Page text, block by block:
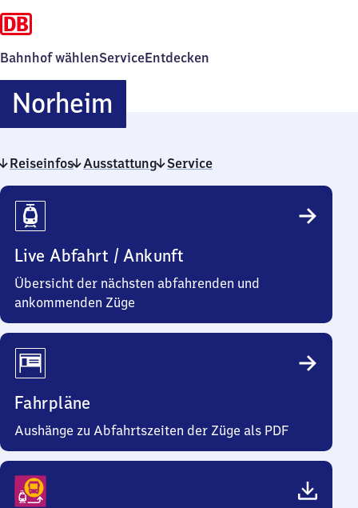
Bahnhof wählenServiceEntdecken
NorheimNorheim
Reiseinfos Ausstattung Service
Reiseinfos
Live Abfahrt / Ankunft
Übersicht der nächsten abfahrenden und
ankommenden Züge
Fahrpläne
Aushänge zu Abfahrtszeiten der Züge als PDF